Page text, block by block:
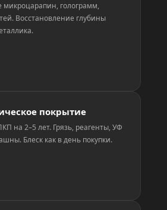
микроцарапин, голограмм,
Восстановление глубины
покрытие
на 2–5 лет. Грязь, реагенты, УФ
Блеск как в день покупки.